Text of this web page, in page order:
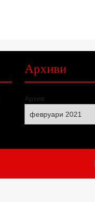
Архиви
Архив